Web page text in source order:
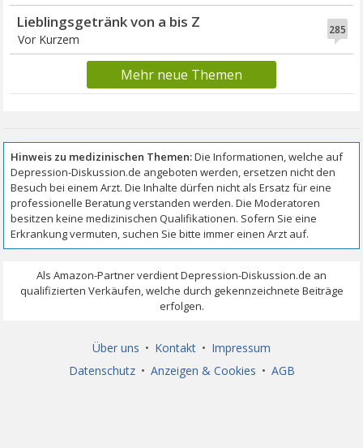
285
Lieblingsgetränk von a bis Z
Vor Kurzem
Mehr neue Themen
Über uns • Kontakt • Impressum
Datenschutz • Anzeigen & Cookies • AGB